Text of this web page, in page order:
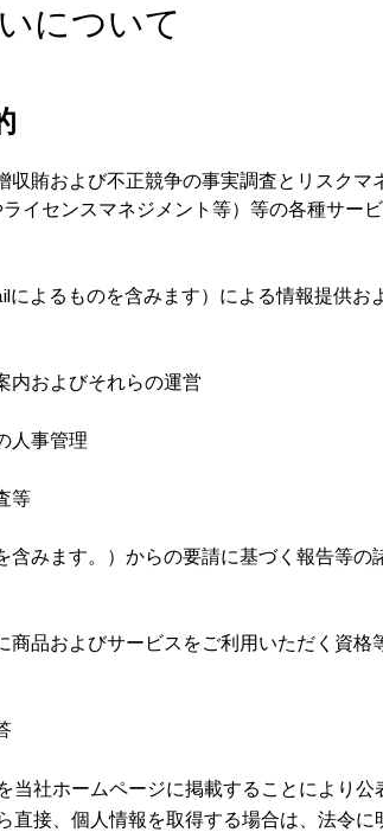
について
収賄および不正競争の事実調査とリスクマ
イセンスマネジメント等）等の各種サー
よるものを含みます）による情報提供お
内およびそれらの運営
人事管理
等
含みます。）からの要請に基づく報告等の
商品およびサービスをご利用いただく資格
当社ホームページに掲載することにより公
直接、個人情報を取得する場合は、法令に